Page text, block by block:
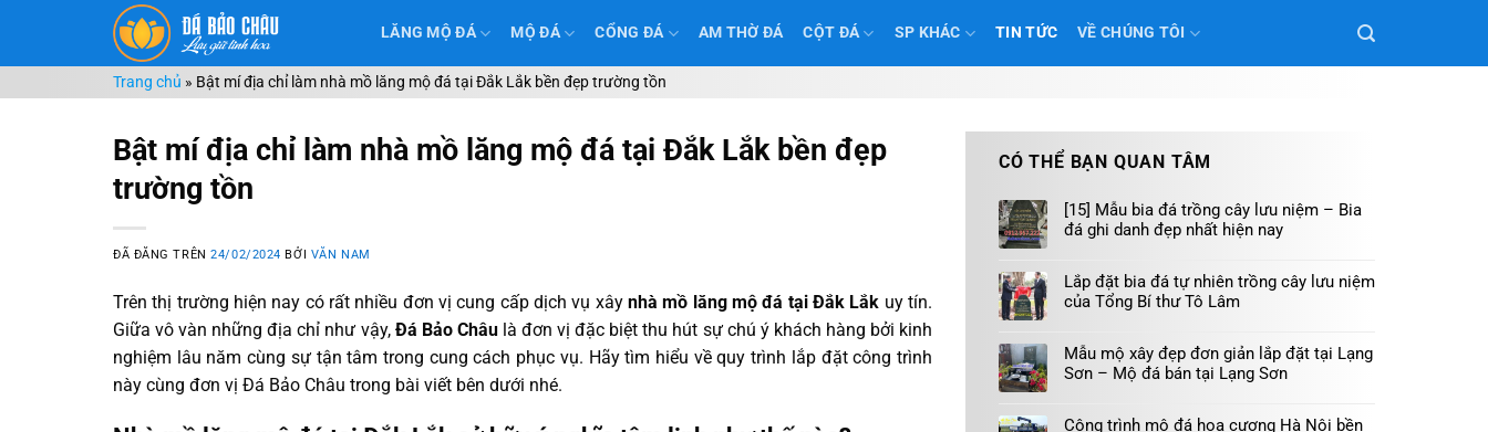
nội
dung
LĂNG MỘ ĐÁ MỘ ĐÁ CỔNG ĐÁ AM THỜ ĐÁ CỘT ĐÁ SP KHÁC TIN TỨC VỀ CHÚNG TÔI
Trang chủ » Bật mí địa chỉ làm nhà mồ lăng mộ đá tại Đắk Lắk bền đẹp trường tồn
Bật mí địa chỉ làm nhà mồ lăng mộ đá tại Đắk Lắk bền đẹp
trường tồn
ĐÃ ĐĂNG TRÊN24/02/2024 BỞI VĂN NAM
Trên thị trường hiện nay có rất nhiều đơn vị cung cấp dịch vụ xây nhà mồ lăng mộ đá tại Đắk Lắk uy tín.
Giữa vô vàn những địa chỉ như vậy, Đá Bảo Châulà đơn vị đặc biệt thu hút sự chú ý khách hàng bởi kinh
nghiệm lâu năm cùng sự tận tâm trong cung cách phục vụ. Hãy tìm hiểu về quy trình lắp đặt công trình
này cùng đơn vị Đá Bảo Châu trong bài viết bên dưới nhé.
CÓ THỂ BẠN QUAN TÂM
[15] Mẫu bia đá trồng cây lưu niệm – Bia
đá ghi danh đẹp nhất hiện nay
Lắp đặt bia đá tự nhiên trồng cây lưu niệm
của Tổng Bí thư Tô Lâm
Mẫu mộ xây đẹp đơn giản lắp đặt tại Lạng
Sơn – Mộ đá bán tại Lạng Sơn
Công trình mộ đá hoa cương Hà Nội bền